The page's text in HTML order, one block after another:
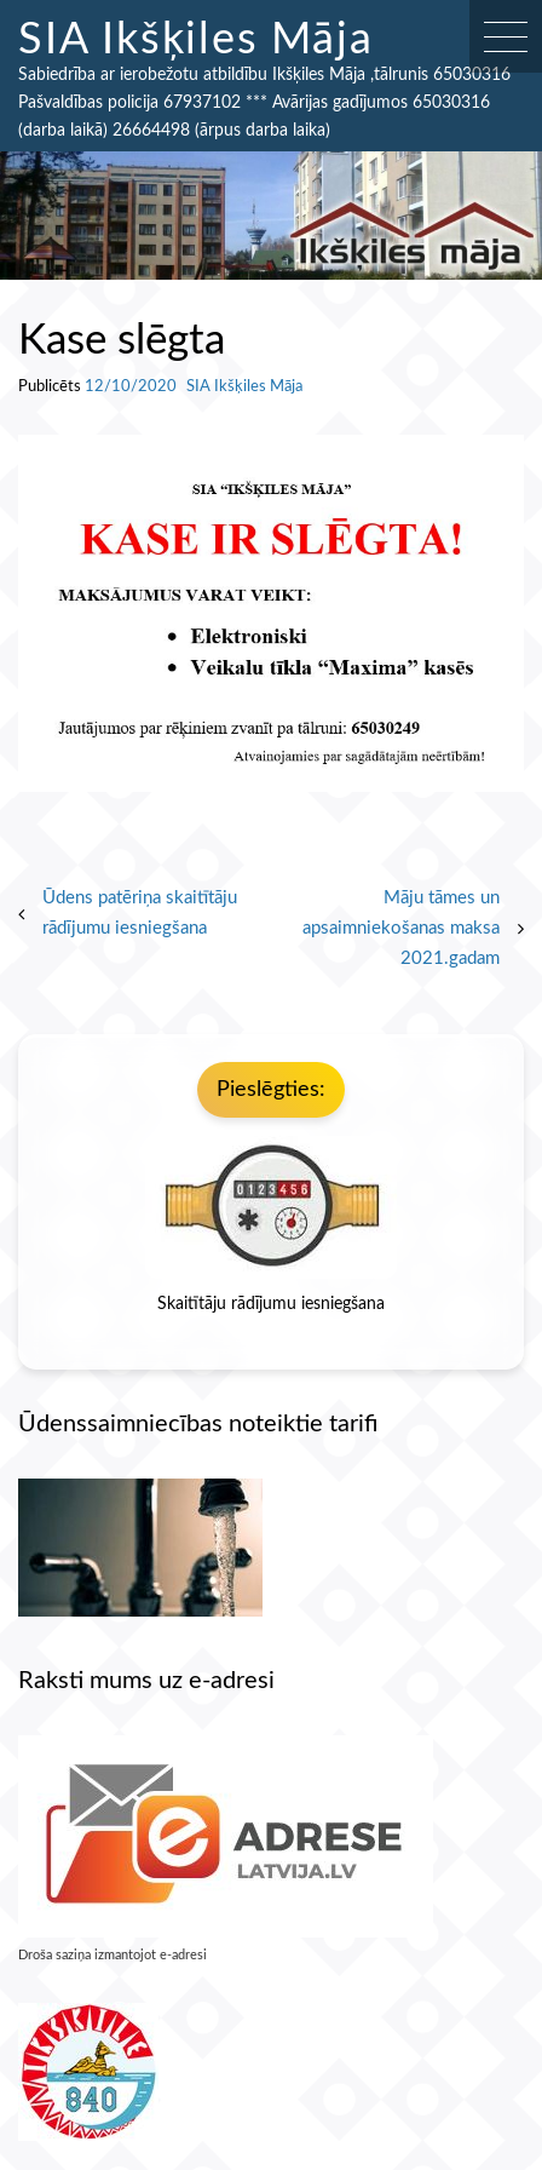
content
SIA Ikšķiles Māja
Sabiedrība ar ierobežotu atbildību Ikšķiles Māja ,tālrunis 65030316
Pašvaldības policija 67937102 *** Avārijas gadījumos 65030316
(darba laikā) 26664498 (ārpus darba laika)
Kase slēgta
Publicēts 12/10/2020 SIA Ikšķiles Māja
Post
navigation
Ūdens patēriņa skaitītāju
rādījumu iesniegšana
Māju tāmes un
apsaimniekošanas maksa
2021.gadam
Pieslēgties:
Skaitītāju rādījumu iesniegšana
Ūdenssaimniecības noteiktie tarifi
Raksti mums uz e-adresi
Droša saziņa izmantojot e-adresi